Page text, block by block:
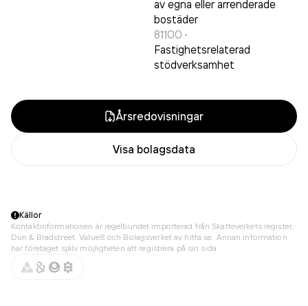
av egna eller arrenderade
bostäder
81100 ·
Fastighetsrelaterad
stödverksamhet
Årsredovisningar
Visa bolagsdata
Källor
Kontaktinformationen är regelbundet importerad från Skatteverkets register,
Dun & Bradstreet, Value8 och Bolagsverket av hitta.se. Annan information
har företaget själv möjligheten att registrera på sin sida.